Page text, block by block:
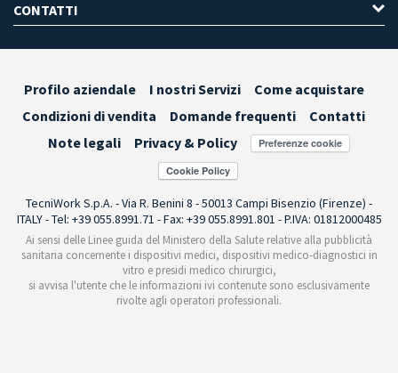
CONTATTI
Profilo aziendale I nostri Servizi
Come acquistare
Condizioni di vendita
Domande frequenti
Contatti
Note legali
Privacy & Policy Preferenze cookie
TecniWork S.p.A. - Via R. Benini 8 - 50013 Campi Bisenzio (Firenze) -
ITALY - Tel: +39 055.8991.71 - Fax: +39 055.8991.801 - P.IVA: 01812000485
Ai sensi delle Linee guida del Ministero della Salute relative alla pubblicità
sanitaria concernente i dispositivi medici, dispositivi medico-diagnostici in
vitro e presidi medico chirurgici,
si avvisa l'utente che le informazioni ivi contenute sono esclusivamente
rivolte agli operatori professionali.